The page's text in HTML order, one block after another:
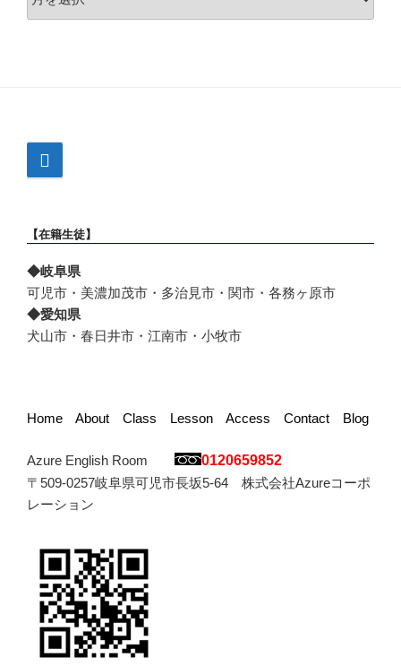
ー
【在籍生徒】
◆岐阜県
可児市・美濃加茂市・多治見市・関市・各務ヶ原市
◆愛知県
犬山市・春日井市・江南市・小牧市
Home About Class Lesson Access Contact Blog
Azure English Room
0120659852
〒509-0257岐阜県可児市長坂5-64 株式会社Azureコーポ
レーション